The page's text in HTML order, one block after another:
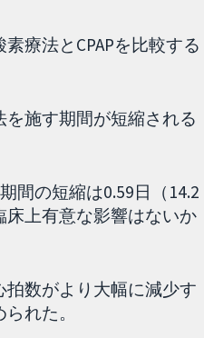
療法とCPAPを比較する
施す期間が短縮される
間の短縮は0.59日（14.2
上有意な影響はないか
数がより大幅に減少す
れた。